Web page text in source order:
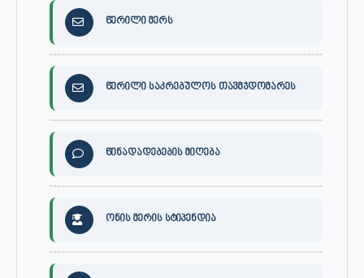
წერილი მერს
წერილი საკრებულოს თავმჯდომარეს
წინადადებების მიღება
ონის მერის სტიპენდია